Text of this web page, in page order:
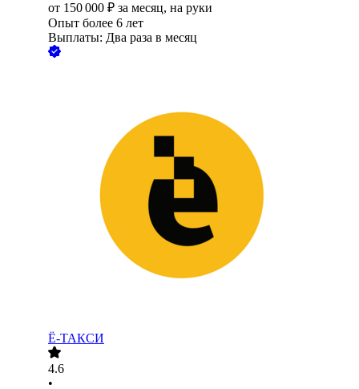
от 150 000 ₽ за месяц, на руки
Опыт более 6 лет
Выплаты: Два раза в месяц
Ё-ТАКСИ
4.6
•